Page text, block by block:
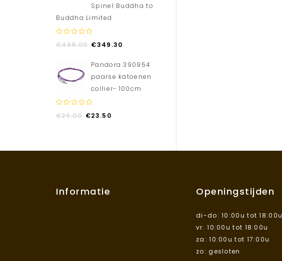
Spinel Buddha to
Buddha Limited
out
€499.00 €349.30
Pandora 390954
paarse katoenen
collier- 100cm
out
€29.00 €23.50
Informatie Openingstijden
di-do: 10:00u tot 18:00u
vr: 10:00u tot 18:00u
za: 10:00u tot 17:00u
zo: gesloten